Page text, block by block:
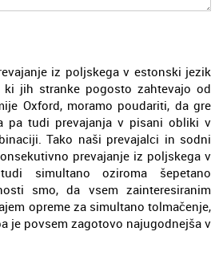
iz poljskega v estonski jezik
jih stranke pogosto zahtevajo od
Oxford, moramo poudariti, da gre
pa tudi prevajanja v pisani obliki v
Tako naši prevajalci in sodni
prevajanje iz poljskega v
simultano oziroma šepetano
smo, da vsem zainteresiranim
opreme za simultano tolmačenje,
je povsem zagotovo najugodnejša v